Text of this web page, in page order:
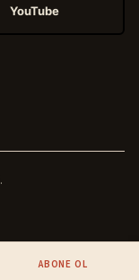
YouTube
.
ABONE OL